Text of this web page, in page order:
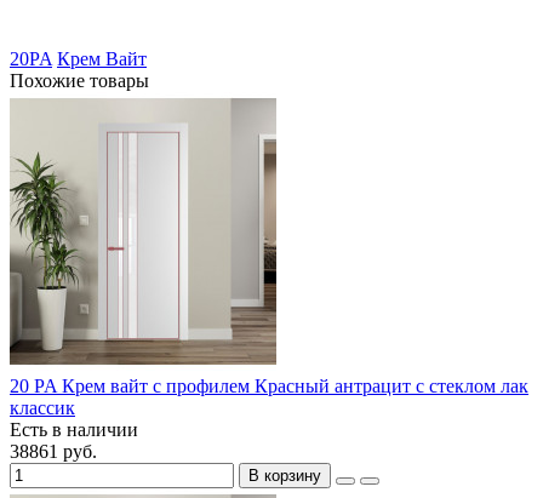
20PA Крем Вайт
Похожие товары
20 PA Крем вайт с профилем Красный антрацит с стеклом лак
классик
Есть в наличии
38861 руб.
В корзину